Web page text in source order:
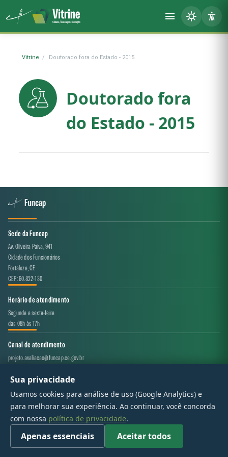
Vitrine Doutorado fora do Estado - 2015
Doutorado fora
do Estado - 2015
Sede da Funcap
Av. Oliveira Paiva, 941
Cidade dos Funcionários
Fortaleza, CE
CEP: 60.822-130
Horário de atendimento
Segunda a sexta-feira
das 08h às 17h
Canal de atendimento
projeto.avaliacao@funcap.ce.gov.br
Sua privacidade
Usamos cookies para análise de uso (Google Analytics) e
para melhorar sua experiência. Ao continuar, você concorda
com nossa política de privacidade.
Apenas essenciais Aceitar todos